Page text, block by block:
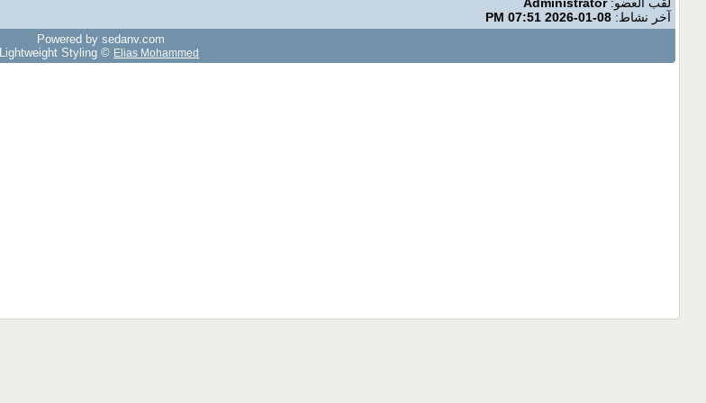
آخر نشاط: 08-01-2026
07:51 PM
Powered by sedany.com
Lightweight Styling © Elias Mohammed